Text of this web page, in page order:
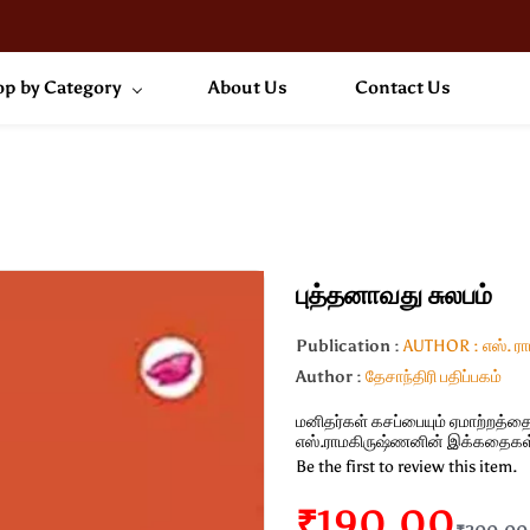
by Category About Us Contact Us
புத்தனாவது சுலபம்
Publication :AUTHOR : எஸ்.
Author :தேசாந்திரி பதிப்பகம்
மனிதர்கள் கசப்பையும்
எஸ்.ராமகிருஷ்ணனின்
Be the first to review this item.